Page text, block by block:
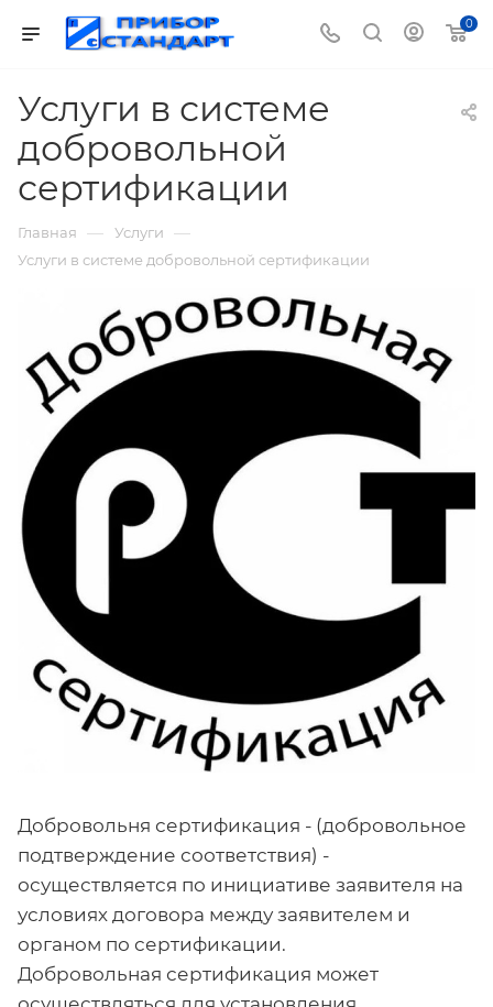
0
Услуги в системе
добровольной
сертификации
Главная — Услуги —
Услуги в системе добровольной сертификации
Добровольня сертификация - (добровольное
подтверждение соответствия) -
осуществляется по инициативе заявителя на
условиях договора между заявителем и
органом по сертификации.
Добровольная сертификация может